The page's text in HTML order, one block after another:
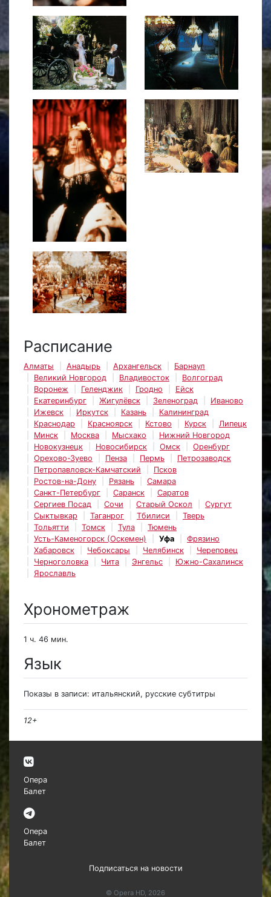
Расписание
Алматы Анадырь Архангельск
Барнаул
Великий Новгород
Владивосток
Волгоград
Воронеж
Геленджик Гродно
Ейск
Екатеринбург
Жигулёвск Зеленоград
Иваново
Ижевск
Иркутск Казань
Калининград
Краснодар
Красноярск Кстово Курск
Липецк
Минск
Москва Мысхако
Нижний Новгород
Новокузнецк
Новосибирск Омск
Оренбург
Орехово-Зуево
Пенза Пермь
Петрозаводск
Петропавловск-Камчатский
Псков
Ростов-на-Дону
Рязань
Самара
Санкт-Петербург
Саранск
Саратов
Сергиев Посад
Сочи Старый Оскол
Сургут
Сыктывкар
Таганрог Тбилиси
Тверь
Тольятти
Томск Тула
Тюмень
Усть-Каменогорск (Оскемен)
Уфа
Фрязино
Хабаровск
Чебоксары Челябинск
Череповец
Черноголовка
Чита Энгельс
Южно-Сахалинск
Ярославль
Хронометраж
1 ч. 46 мин.
Язык
Показы в записи: итальянский, русские субтитры
12+
Опера
Балет
Опера
Балет
Подписаться на новости
© Opera HD, 2026